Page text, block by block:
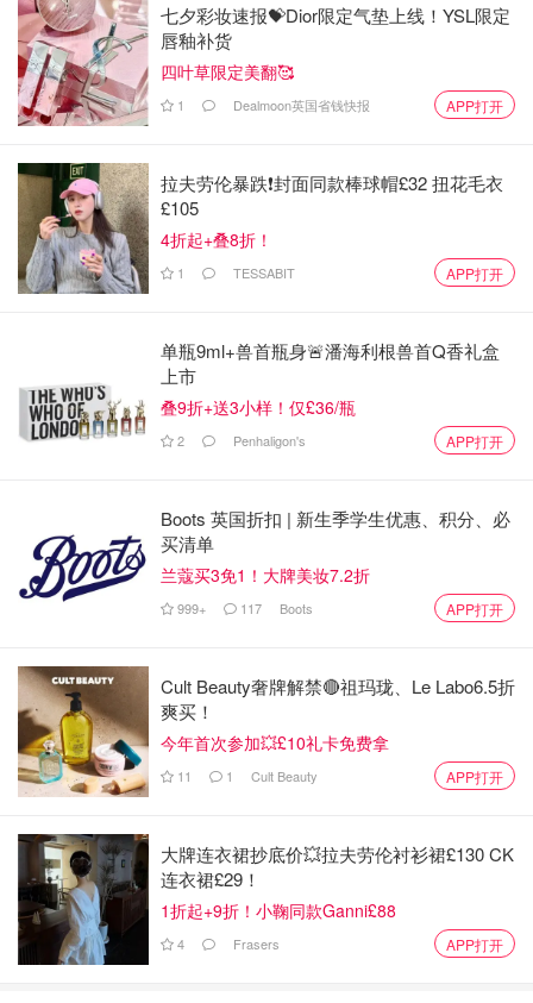
七夕彩妆速报💝Dior限定气垫上线！YSL限定
唇釉补货
四叶草限定美翻🥰
1 Dealmoon英国省钱快报 APP打开
拉夫劳伦暴跌❗️封面同款棒球帽£32 扭花毛衣
£105
4折起+叠8折！
1 TESSABIT APP打开
单瓶9ml+兽首瓶身🚨潘海利根兽首Q香礼盒
上市
叠9折+送3小样！仅£36/瓶
2 Penhaligon's APP打开
Boots 英国折扣 | 新生季学生优惠、积分、必
买清单
兰蔻买3免1！大牌美妆7.2折
999+ 117 Boots APP打开
Cult Beauty奢牌解禁🔴祖玛珑、Le Labo6.5折
爽买！
今年首次参加💥£10礼卡免费拿
11 1 Cult Beauty APP打开
大牌连衣裙抄底价💥拉夫劳伦衬衫裙£130 CK
连衣裙£29！
1折起+9折！小鞠同款Ganni£88
4 Frasers APP打开